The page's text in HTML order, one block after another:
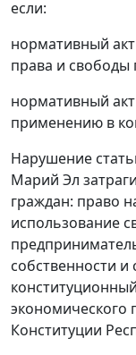
если:
нормативный
права и свободы
нормативный
применению в
Нарушение
Марий Эл
граждан: право
использование
собственности
экономического
Конституции